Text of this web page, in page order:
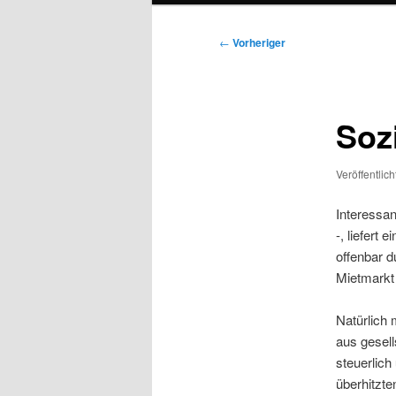
Beitragsnavigation
← Vorheriger
-, liefert
offenbar
Natürlich
aus
steuerlich